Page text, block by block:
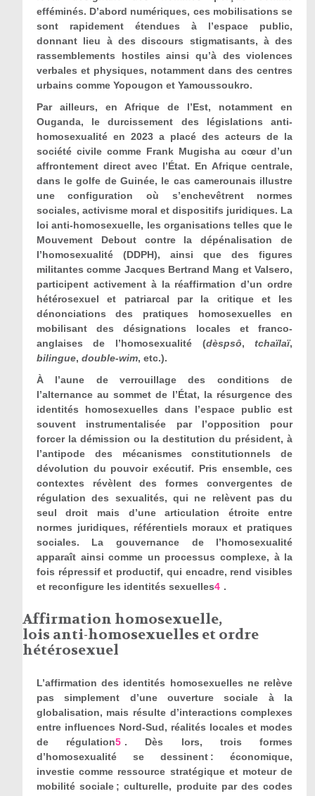
efféminés. D’abord numériques, ces mobilisations se
sont rapidement étendues à l’espace public,
donnant lieu à des discours stigmatisants, à des
rassemblements hostiles ainsi qu’à des violences
verbales et physiques, notamment dans des centres
urbains comme Yopougon et Yamoussoukro.
Par ailleurs, en Afrique de l’Est, notamment en
Ouganda, le durcissement des législations anti-
homosexualité en 2023 a placé des acteurs de la
société civile comme Frank Mugisha au cœur d’un
affrontement direct avec l’État. En Afrique centrale,
dans le golfe de Guinée, le cas camerounais illustre
une configuration où s’enchevêtrent normes
sociales, activisme moral et dispositifs juridiques. La
loi anti-homosexuelle, les organisations telles que le
Mouvement Debout contre la dépénalisation de
l’homosexualité (DDPH), ainsi que des figures
militantes comme Jacques Bertrand Mang et Valsero,
participent activement à la réaffirmation d’un ordre
hétérosexuel et patriarcal par la critique et les
dénonciations des pratiques homosexuelles en
mobilisant des désignations locales et franco-
anglaises de l’homosexualité (dèspsô,tchaïlaï,
bilingue, double-wim, etc.).
À l’aune de verrouillage des conditions de
l’alternance au sommet de l’État, la résurgence des
identités homosexuelles dans l’espace public est
souvent instrumentalisée par l’opposition pour
forcer la démission ou la destitution du président, à
l’antipode des mécanismes constitutionnels de
dévolution du pouvoir exécutif. Pris ensemble, ces
contextes révèlent des formes convergentes de
régulation des sexualités, qui ne relèvent pas du
seul droit mais d’une articulation étroite entre
normes juridiques, référentiels moraux et pratiques
sociales. La gouvernance de l’homosexualité
apparaît ainsi comme un processus complexe, à la
fois répressif et productif, qui encadre, rend visibles
et reconfigure les identités sexuelles4 .
Affirmation homosexuelle,
lois anti-homosexuelles et ordre
hétérosexuel
L’affirmation des identités homosexuelles ne relève
pas simplement d’une ouverture sociale à la
globalisation, mais résulte d’interactions complexes
entre influences Nord-Sud, réalités locales et modes
de régulation5 . Dès lors, trois formes
d’homosexualité se dessinent : économique,
investie comme ressource stratégique et moteur de
mobilité sociale ; culturelle, produite par des codes